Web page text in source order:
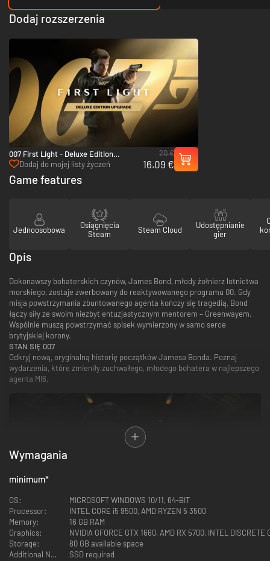
Dodaj rozszerzenia
007 First Light - Deluxe Edition
Upgrade - PC (Steam)
Dodaj do mojej listy życzeń
20 €
16.09 €
Game features
Jednoosobowa
Osiągnięcia
Steam
Steam Cloud
Udostępnianie
gier
Opis
Dokonawszy bohaterskich czynów, James Bond, młody żołnierz lotnictwa
morskiego, zostaje zwerbowany do reaktywowanego programu 00. Gdy
misja powstrzymania zbuntowanego agenta kończy się tragedią, Bond
łączy siły ze swoim niezbyt entuzjastycznym mentorem – Greenwayem.
Wspólnie muszą powstrzymać spisek wymierzony w samo serce
brytyjskiej korony.
STAŃ SIĘ 007
Odkryj nową, oryginalną historię początków Jamesa Bonda. Poznaj
wydarzenia, które zmieniły zuchwałego, młodego bohatera w najlepszego
agenta MI6.
PORYWAJĄCA SZPIEGOWSKA PRZYGODA
Wyrusz na misję do zapierających dech w piersi miejsc, zasiądź za
kierownicą kultowych pojazdów i daj się porwać widowiskowej przygodzie,
podążając tropem zbuntowanego agenta, który zawsze zdaje się być o
krok przed Tobą.
Wymagania
minimum*
OS:
MICROSOFT WINDOWS 10/11, 64-BIT
Processor:
INTEL CORE i5 9500, AMD RYZEN 5 3500
Memory:
16 GB RAM
Graphics:
NVIDIA GFORCE GTX 1660, AMD RX 5700, INTEL DISCRETE
Storage:
80 GB available space
Additional Notes:
SSD required